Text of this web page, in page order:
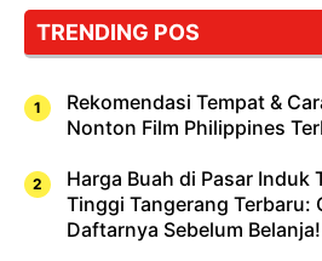
Cuma
Sushi!
TRENDING POS
Rekomendasi Tempat &
Nonton Film Philippines
Harga Buah di Pasar Induk
Tinggi Tangerang Terbaru:
Daftarnya Sebelum Belanja!